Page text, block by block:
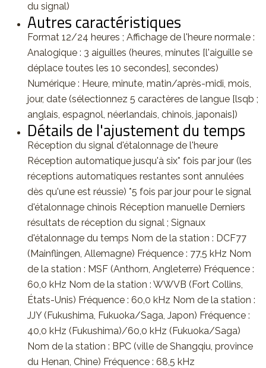
du signal)
Autres caractéristiques
Format 12/24 heures ; Affichage de l'heure normale :
Analogique : 3 aiguilles (heures, minutes [l'aiguille se
déplace toutes les 10 secondes], secondes)
Numérique : Heure, minute, matin/après-midi, mois,
jour, date (sélectionnez 5 caractères de langue [lsqb ;
anglais, espagnol, néerlandais, chinois, japonais])
Détails de l'ajustement du temps
Réception du signal d'étalonnage de l'heure
Réception automatique jusqu'à six* fois par jour (les
réceptions automatiques restantes sont annulées
dès qu'une est réussie) *5 fois par jour pour le signal
d'étalonnage chinois Réception manuelle Derniers
résultats de réception du signal ; Signaux
d'étalonnage du temps Nom de la station : DCF77
(Mainflingen, Allemagne) Fréquence : 77,5 kHz Nom
de la station : MSF (Anthorn, Angleterre) Fréquence :
60,0 kHz Nom de la station : WWVB (Fort Collins,
États-Unis) Fréquence : 60,0 kHz Nom de la station :
JJY (Fukushima, Fukuoka/Saga, Japon) Fréquence :
40,0 kHz (Fukushima)/60,0 kHz (Fukuoka/Saga)
Nom de la station : BPC (ville de Shangqiu, province
du Henan, Chine) Fréquence : 68,5 kHz